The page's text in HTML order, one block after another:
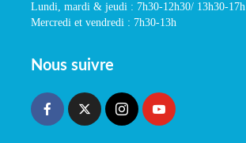
Lundi, mardi & jeudi : 7h30-12h30/ 13h30-17h
Mercredi et vendredi : 7h30-13h
Nous suivre